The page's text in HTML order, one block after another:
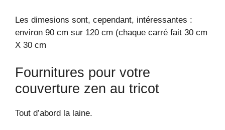
Les dimesions sont, cependant, intéressantes :
environ 90 cm sur 120 cm (chaque carré fait 30 cm
X 30 cm
Fournitures pour votre
couverture zen au tricot
Tout d’abord la laine.